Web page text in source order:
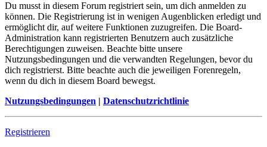
Du musst in diesem Forum registriert sein, um dich anmelden zu
können. Die Registrierung ist in wenigen Augenblicken erledigt und
ermöglicht dir, auf weitere Funktionen zuzugreifen. Die Board-
Administration kann registrierten Benutzern auch zusätzliche
Berechtigungen zuweisen. Beachte bitte unsere
Nutzungsbedingungen und die verwandten Regelungen, bevor du
dich registrierst. Bitte beachte auch die jeweiligen Forenregeln,
wenn du dich in diesem Board bewegst.
Nutzungsbedingungen | Datenschutzrichtlinie
Registrieren